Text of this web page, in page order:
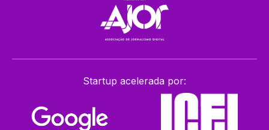
Startup acelerada por: